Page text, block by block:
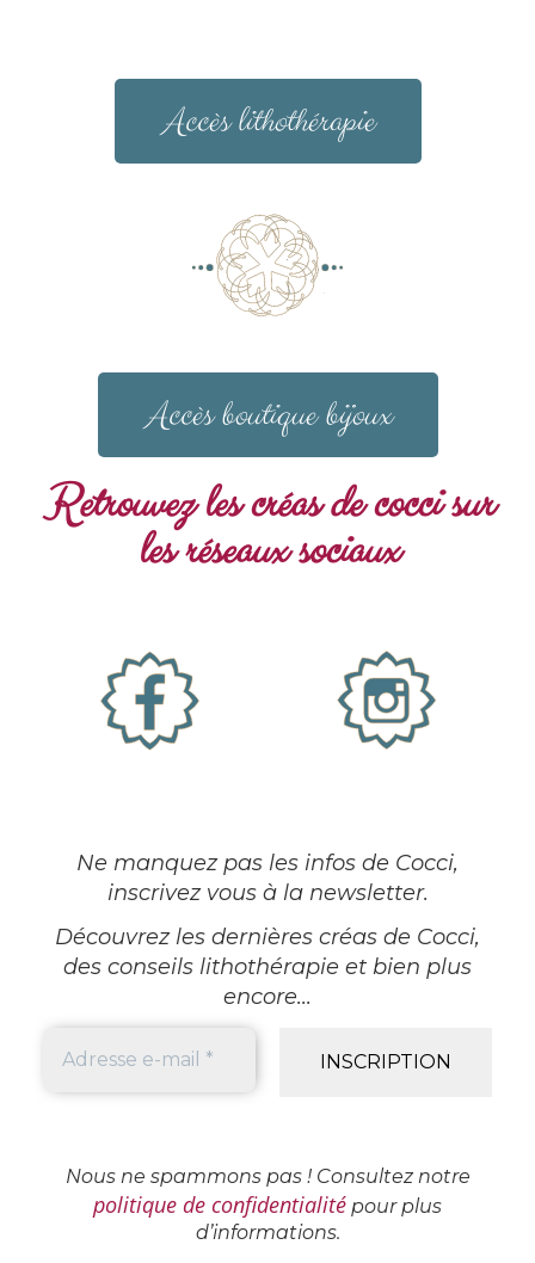
Accès lithothérapie
Accès boutique bijoux
Retrouvez les créas de cocci sur
les réseaux sociaux
Ne manquez pas les infos de Cocci,
inscrivez vous à la newsletter.
Découvrez les dernières créas de Cocci,
des conseils lithothérapie et bien plus
encore...
Nous ne spammons pas ! Consultez notre
politique de confidentialité pour plus
d’informations.